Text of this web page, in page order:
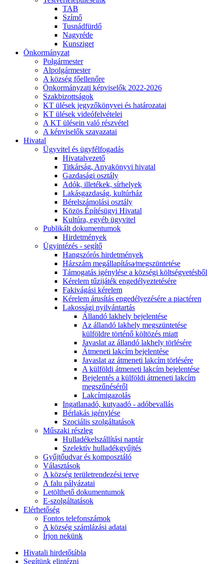
TAB
Szímő
Tusnádfürdő
Nagyréde
Kunsziget
Önkormányzat
Polgármester
Alpolgármester
A község főellenőre
Önkormányzati képviselők 2022-2026
Szakbizottságok
KT ülések jegyzőkönyvei és határozatai
KT ülések videófelvételei
A KT ülésein való részvétel
A képviselők szavazatai
Hivatal
Ügyvitel és ügyfélfogadás
Hivatalvezető
Titkárság, Anyakönyvi hivatal
Gazdasági osztály
Adók, illetékek, sírhelyek
Lakásgazdaság, kultúrház
Bérelszámolási osztály
Közös Építésügyi Hivatal
Kultúra, egyéb ügyvitel
Publikált dokumentumok
Hirdetmények
Ügyintézés - segítő
Hangszórós hirdetmények
Házszám megállapítása⁄megszüntetése
Támogatás igénylése a községi költségvetésből
Kérelem tűzijáték engedélyeztetésére
Fakivágási kérelem
Kérelem árusítás engedélyezésére a piactéren
Lakossági nyilvántartás
Állandó lakhely bejelentése
Az állandó lakhely megszüntetése
külföldre történő költözés miatt
Javaslat az állandó lakhely törlésére
Átmeneti lakcím bejelentése
Javaslat az átmeneti lakcím törlésére
A külföldi átmeneti lakcím bejelentése
Bejelentés a külföldi átmeneti lakcím
megszűnéséről
Lakcímigazolás
Ingatlanadó, kutyaadó - adóbevallás
Bérlakás igénylése
Szociális szolgáltatások
Műszaki részleg
Hulladékelszállítási naptár
Szelektív hulladékgyűjtés
Gyűjtőudvar és komposztáló
Választások
A község területrendezési terve
A falu pályázatai
Letölthető dokumentumok
E-szolgáltatások
Elérhetőség
Fontos telefonszámok
A község számlázási adatai
Írjon nekünk
Hivatali hirdetőtábla
Segítünk elintézni